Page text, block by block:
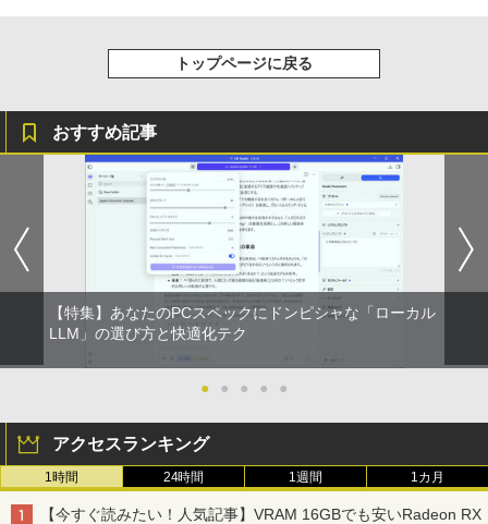
トップページに戻る
おすすめ記事
【特集】あなたのPCスペックにドンピシャな「ローカル
LLM」の選び方と快適化テク
● ● ● ● ●
アクセスランキング
1時間 24時間 1週間 1カ月
【今すぐ読みたい！人気記事】VRAM 16GBでも安いRadeon RX